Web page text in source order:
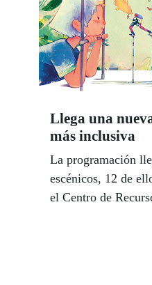
Llega una
más inclusiva
La programación
escénicos, 12 de
el Centro de